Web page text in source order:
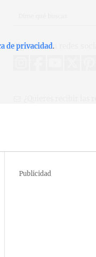
Síguenos en redes
Publicidad
de privacidad.